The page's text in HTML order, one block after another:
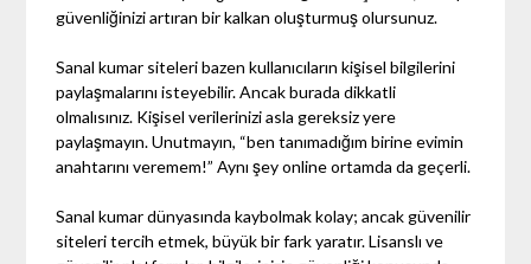
güvenliğinizi artıran bir kalkan oluşturmuş olursunuz.
Sanal kumar siteleri bazen kullanıcıların kişisel bilgilerini
paylaşmalarını isteyebilir. Ancak burada dikkatli
olmalısınız. Kişisel verilerinizi asla gereksiz yere
paylaşmayın. Unutmayın, “ben tanımadığım birine evimin
anahtarını veremem!” Aynı şey online ortamda da geçerli.
Sanal kumar dünyasında kaybolmak kolay; ancak güvenilir
siteleri tercih etmek, büyük bir fark yaratır. Lisanslı ve